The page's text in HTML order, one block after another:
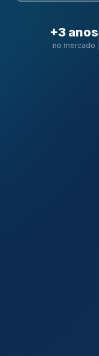
+3 anos
no mercado